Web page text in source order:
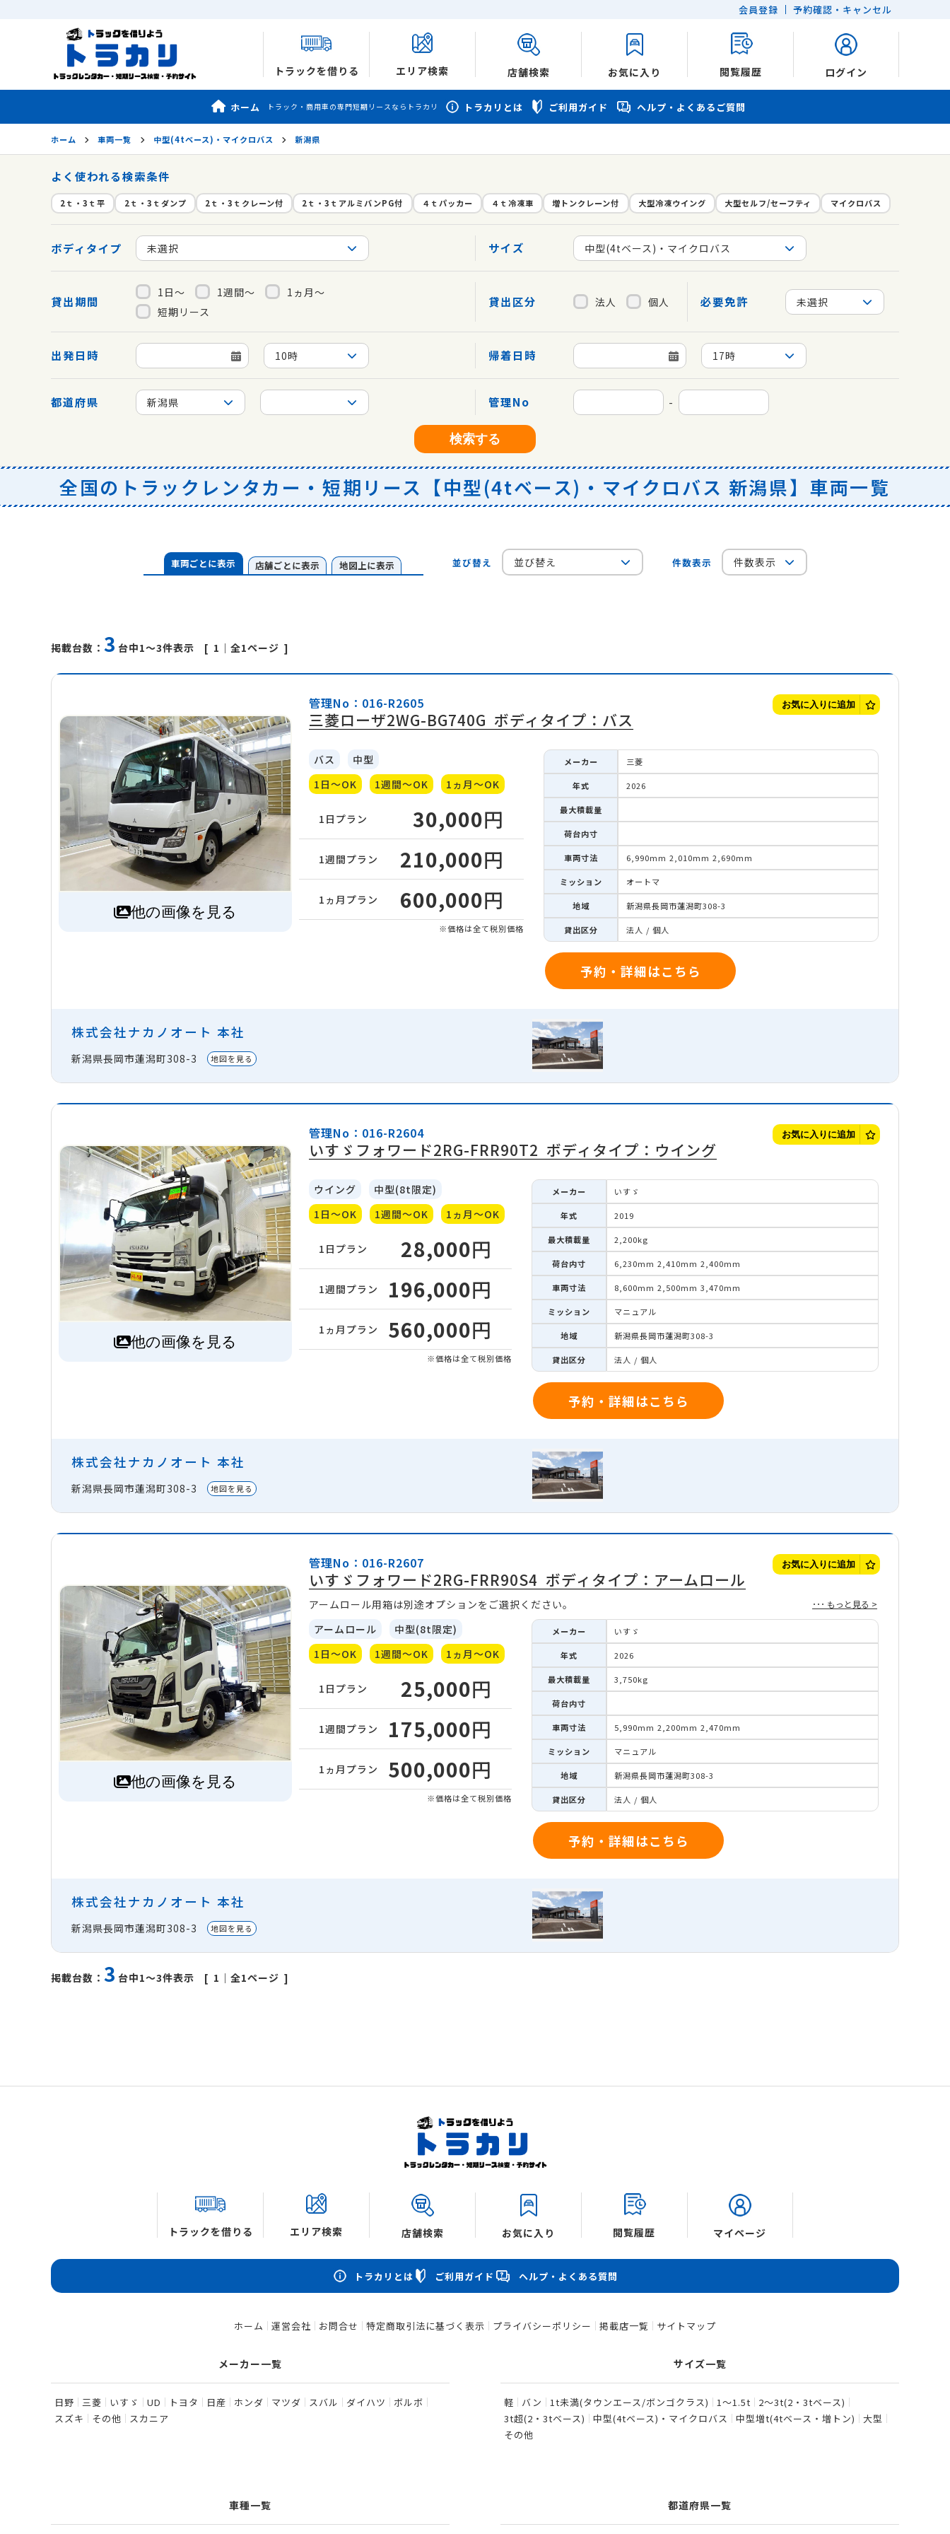
会員登録 予約確認・キャンセル
トラックを借りる エリア検索 店舗検索 お気に入り 閲覧履歴 ログイン
ホーム トラック・商用車の専門短期リースならトラカリ トラカリとは ご利用ガイド ヘルプ・よくあるご質問
ホーム 車両一覧 中型(4tベース)・マイクロバス 新潟県
よく使われる検索条件
2ｔ・3ｔ平 2ｔ・3ｔダンプ 2ｔ・3ｔクレーン付 2ｔ・3ｔアルミバンPG付 ４ｔパッカー ４ｔ冷凍車 増トンクレーン付 大型冷凍ウイング 大型セルフ/セーフティ マイクロバス
ボディタイプ 未選択 サイズ 中型(4tベース)・マイクロバス
貸出期間
1日～ 1週間～
1ヵ月～
短期リース
貸出区分 法人 個人 必要免許 未選択
出発日時 10時 帰着日時 17時
都道府県 新潟県 管理No -
検索する
全国のトラックレンタカー・短期リース【中型(4tベース)・マイクロバス 新潟県】車両一覧
車両ごとに表示 店舗ごとに表示 地図上に表示 並び替え 並び替え 件数表示 件数表示
掲載台数： 3 台中1～3件表示 1 ｜全1ページ
他の画像を見る
管理No：016-R2605
三菱ローザ2WG-BG740G ボディタイプ：バス
予約・詳細はこちら
お気に入りに追加
バス
中型
1日～OK
1週間～OK 1ヵ月～OK
1日 プラン 30,000円
1週間プラン 210,000円
1ヵ月 プラン 600,000円
※価格は全て税別価格
メーカー 三菱
年式 2026
最大積載量
荷台内寸
車両寸法 6,990mm 2,010mm 2,690mm
ミッション オートマ
地域 新潟県長岡市蓮潟町308-3
貸出区分 法人 / 個人
株式会社ナカノオート 本社
新潟県長岡市蓮潟町308-3 地図を見る
他の画像を見る
管理No：016-R2604
いすゞフォワード2RG-FRR90T2 ボディタイプ：ウイング
予約・詳細はこちら
お気に入りに追加
ウイング
中型(8t限定)
1日～OK
1週間～OK 1ヵ月～OK
1日 プラン 28,000円
1週間プラン 196,000円
1ヵ月 プラン 560,000円
※価格は全て税別価格
メーカー いすゞ
年式 2019
最大積載量 2,200kg
荷台内寸 6,230mm2,410mm2,400mm
車両寸法 8,600mm2,500mm3,470mm
ミッション マニュアル
地域 新潟県長岡市蓮潟町308-3
貸出区分 法人 / 個人
株式会社ナカノオート 本社
新潟県長岡市蓮潟町308-3 地図を見る
他の画像を見る
管理No：016-R2607
いすゞフォワード2RG-FRR90S4 ボディタイプ：アームロール
アームロール用箱は別途オプションをご選択ください。 ･･･ もっと見る >
予約・詳細はこちら
お気に入りに追加
アームロール
中型(8t限定)
1日～OK
1週間～OK 1ヵ月～OK
1日 プラン 25,000円
1週間プラン 175,000円
1ヵ月 プラン 500,000円
※価格は全て税別価格
メーカー いすゞ
年式 2026
最大積載量 3,750kg
荷台内寸
車両寸法 5,990mm2,200mm2,470mm
ミッション マニュアル
地域 新潟県長岡市蓮潟町308-3
貸出区分 法人 / 個人
株式会社ナカノオート 本社
新潟県長岡市蓮潟町308-3 地図を見る
掲載台数： 3 台中1～3件表示 1 ｜全1ページ
トラックを借りる エリア検索 店舗検索 お気に入り 閲覧履歴 マイページ
トラカリとは ご利用ガイド ヘルプ・よくある質問
ホーム 運営会社 お問合せ 特定商取引法に基づく表示 プライバシーポリシー 掲載店一覧 サイトマップ
車種一覧
メーカー一覧
日野 三菱 いすゞ UD トヨタ 日産 ホンダ マツダ スバル ダイハツ
ボルボ
スズキ
その他 スカニア
サイズ一覧
軽 バン 1t未満(タウンエース/ボンゴクラス) 1〜1.5t
2〜3t(2・3tベース)
3t超(2・3tベース)
中型(4tベース)・マイクロバス 中型増t(4tベース・増トン)
大型
その他
都道府県一覧